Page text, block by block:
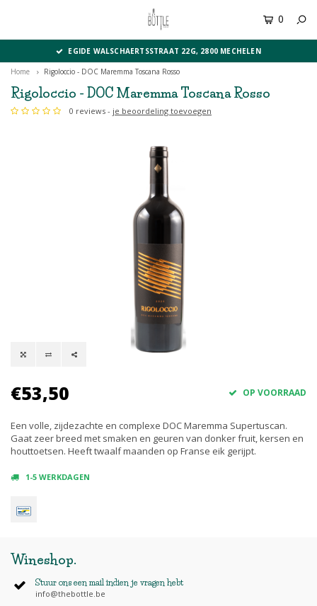
0
EGIDE WALSCHAERTSSTRAAT 22G, 2800 MECHELEN
Home Rigoloccio - DOC Maremma Toscana Rosso
Rigoloccio - DOC Maremma Toscana Rosso
0 reviews - je beoordeling toevoegen
€53,50 OP VOORRAAD
Een volle, zijdezachte en complexe DOC Maremma Supertuscan.
Gaat zeer breed met smaken en geuren van donker fruit, kersen en
houttoetsen. Heeft twaalf maanden op Franse eik gerijpt.
1-5 WERKDAGEN
Wineshop.
Stuur ons een mail indien je vragen hebt
info@thebottle.be